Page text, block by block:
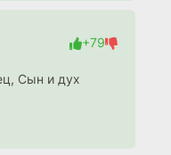
+79
Сын и дух